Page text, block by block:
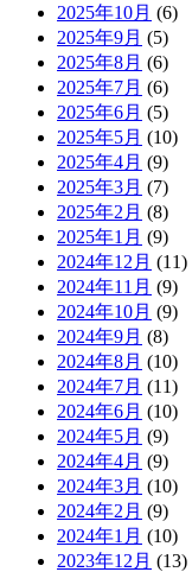
2025年10月 (6)
2025年9月 (5)
2025年8月 (6)
2025年7月 (6)
2025年6月 (5)
2025年5月 (10)
2025年4月 (9)
2025年3月 (7)
2025年2月 (8)
2025年1月 (9)
2024年12月 (11)
2024年11月 (9)
2024年10月 (9)
2024年9月 (8)
2024年8月 (10)
2024年7月 (11)
2024年6月 (10)
2024年5月 (9)
2024年4月 (9)
2024年3月 (10)
2024年2月 (9)
2024年1月 (10)
2023年12月 (13)